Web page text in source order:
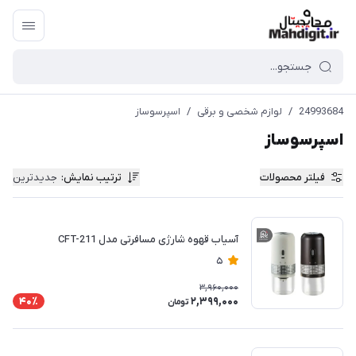
24993684
/ لوازم شخصی و برقی / اسپرسوساز
اسپرسوساز
فیلتر محصولات ترتیب نمایش: جدیدترین
آسیاب قهوه شارژی مسافرتی مدل CFT-211
5
3,960,000
2,399,000 تومان 40٪